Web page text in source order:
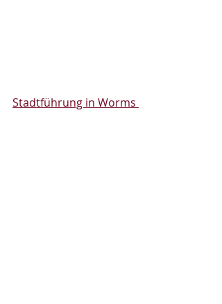
Stadtführung in Worms